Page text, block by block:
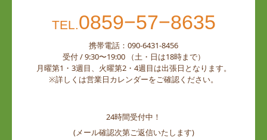
TEL.0859−57−8635
携帯電話：090-6431-8456
受付 / 9:30〜19:00 （土・日は18時まで）
月曜第1・3週目、火曜第2・4週目は出張日となります。
※詳しくは営業日カレンダーをご確認ください。
24時間受付中！
(メール確認次第ご返信いたします)